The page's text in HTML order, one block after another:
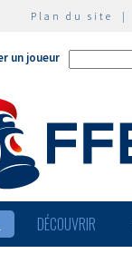
Plan du site |
un joueur
DÉCOUVRIR